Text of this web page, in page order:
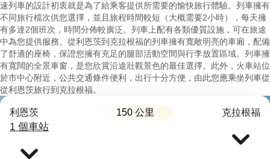
速列車的設計初衷就是為了給乘客提供所需要的愉快旅行體驗。列車擁有
不同旅行檔次供您選擇，並且旅程時間較短（大概需要2小時），每天擁
有多達2個班次，時間分佈較廣泛。列車上配有各類優質設施，可在旅途
中為您提供服務。從利恩茨到克拉根福的列車擁有寬敞明亮的車廂，配備
了舒適的座椅，保證您擁有充足的腿部活動空間與行李放置區域。列車擁
有寬闊的全景車窗，是您欣賞沿途壯觀景色的最佳選擇。此外，火車站位
於市中心附近，公共交通條件便利，出行十分方便，由此您應乘坐列車從
從利恩茨旅行到克拉根福。
利恩茨 150 公里 克拉根福
1 個車站